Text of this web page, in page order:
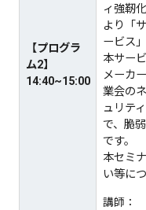
【プログラ
ム2】
14:40~15:00
ィ強靭
より「
ービス
本サー
メーカ
業会の
ュリテ
で、脆
です。
本セミ
い等に
講師：